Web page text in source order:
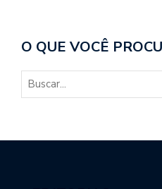
O QUE VOCÊ